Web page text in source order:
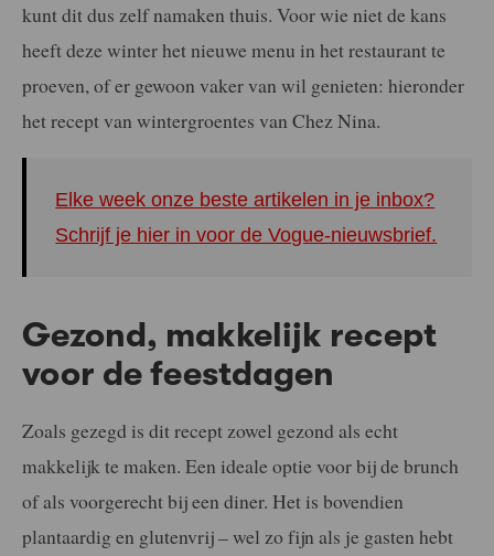
kunt dit dus zelf namaken thuis. Voor wie niet de kans
heeft deze winter het nieuwe menu in het restaurant te
proeven, of er gewoon vaker van wil genieten: hieronder
het recept van wintergroentes van Chez Nina.
Elke week onze beste artikelen in je inbox?
Schrijf je hier in voor de Vogue-nieuwsbrief.
Gezond, makkelijk recept
voor de feestdagen
Zoals gezegd is dit recept zowel gezond als echt
makkelijk te maken. Een ideale optie voor bij de brunch
of als voorgerecht bij een diner. Het is bovendien
plantaardig en glutenvrij – wel zo fijn als je gasten hebt